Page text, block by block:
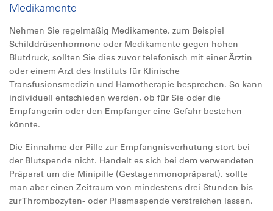
Medikamente
Nehmen Sie regelmäßig Medikamente, zum Beispiel
Schilddrüsenhormone oder Medikamente gegen hohen
Blutdruck, sollten Sie dies zuvor telefonisch mit einer Ärztin
oder einem Arzt des Instituts für Klinische
Transfusionsmedizin und Hämotherapie besprechen. So kann
individuell entschieden werden, ob für Sie oder die
Empfängerin oder den Empfänger eine Gefahr bestehen
könnte.
Die Einnahme der Pille zur Empfängnisverhütung stört bei
der Blutspende nicht. Handelt es sich bei dem verwendeten
Präparat um die Minipille (Gestagenmonopräparat), sollte
man aber einen Zeitraum von mindestens drei Stunden bis
zur Thrombozyten- oder Plasmaspende verstreichen lassen.